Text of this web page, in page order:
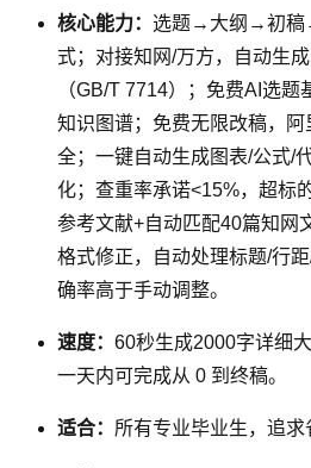
核心能力： 选题→大纲→初
式；对接知网/万方，自动生
（GB/T 7714）；免费AI选
知识图谱；免费无限改稿，
全；一键自动生成图表/公式/
化；查重率承诺<15%，超标
参考文献+自动匹配40篇知网
格式修正，自动处理标题/行
确率高于手动调整。
速度： 60秒生成2000字详细
一天内可完成从 0 到终稿。
适合： 所有专业毕业生，追求